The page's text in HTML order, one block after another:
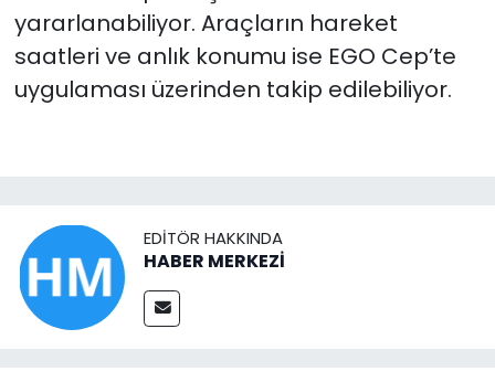
yararlanabiliyor. Araçların hareket
saatleri ve anlık konumu ise EGO Cep’te
uygulaması üzerinden takip edilebiliyor.
EDITÖR HAKKINDA
HABER MERKEZİ